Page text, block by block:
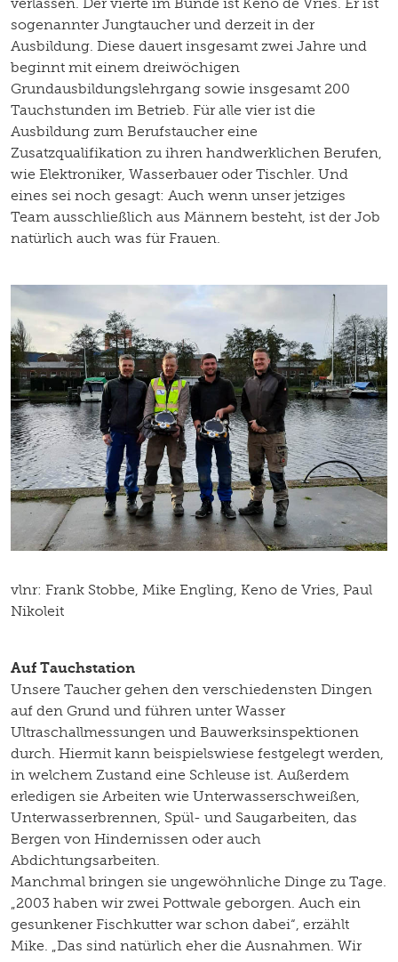
sogenannter Jungtaucher und derzeit in der
Ausbildung. Diese dauert insgesamt zwei Jahre und
beginnt mit einem dreiwöchigen
Grundausbildungslehrgang sowie insgesamt 200
Tauchstunden im Betrieb. Für alle vier ist die
Ausbildung zum Berufstaucher eine
Zusatzqualifikation zu ihren handwerklichen Berufen,
wie Elektroniker, Wasserbauer oder Tischler. Und
eines sei noch gesagt: Auch wenn unser jetziges
Team ausschließlich aus Männern besteht, ist der Job
natürlich auch was für Frauen.
vlnr: Frank Stobbe, Mike Engling, Keno de Vries, Paul
Nikoleit
Auf Tauchstation
Unsere Taucher gehen den verschiedensten Dingen
auf den Grund und führen unter Wasser
Ultraschallmessungen und Bauwerksinspektionen
durch. Hiermit kann beispielswiese festgelegt werden,
in welchem Zustand eine Schleuse ist. Außerdem
erledigen sie Arbeiten wie Unterwasserschweißen,
Unterwasserbrennen, Spül- und Saugarbeiten, das
Bergen von Hindernissen oder auch
Abdichtungsarbeiten.
Manchmal bringen sie ungewöhnliche Dinge zu Tage.
„2003 haben wir zwei Pottwale geborgen. Auch ein
gesunkener Fischkutter war schon dabei“, erzählt
Mike. „Das sind natürlich eher die Ausnahmen. Wir